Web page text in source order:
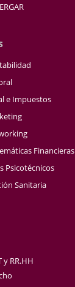
e Impuestos
Financieras
Psicotécnicos
Sanitaria
y RR.HH